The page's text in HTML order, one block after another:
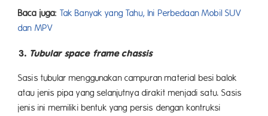
Baca juga: Tak Banyak yang Tahu, Ini Perbedaan Mobil SUV
dan MPV
3. Tubular space frame chassis
Sasis tubular menggunakan campuran material besi balok
atau jenis pipa yang selanjutnya dirakit menjadi satu. Sasis
jenis ini memiliki bentuk yang persis dengan kontruksi